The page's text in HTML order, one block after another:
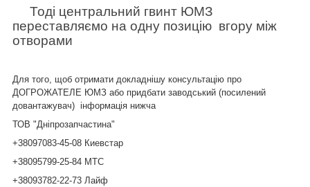
Тоді центральний гвинт ЮМЗ
переставляємо на одну позицію вгору між
отворами
Для того, щоб отримати докладнішу консультацію про
ДОГРОЖАТЕЛЕ ЮМЗ або придбати заводський (посилений
довантажувач) інформація нижча
ТОВ "Дніпрозапчастина"
+38097083-45-08 Киевстар
+38095799-25-84 МТС
+38093782-22-73 Лайф